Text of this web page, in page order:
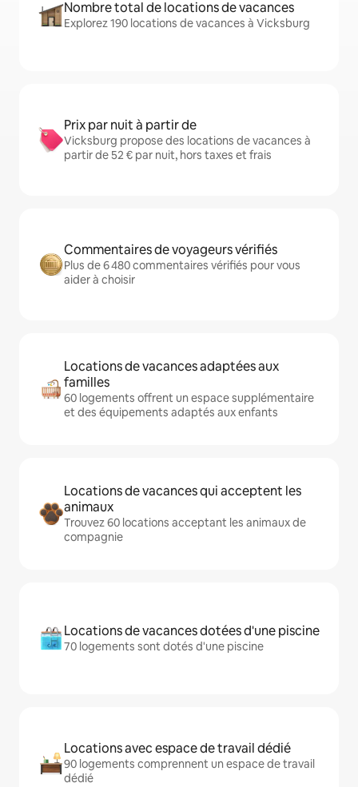
Nombre total de locations de vacances
Explorez 190 locations de vacances à Vicksburg
Prix par nuit à partir de
Vicksburg propose des locations de vacances à
partir de 52 € par nuit, hors taxes et frais
Commentaires de voyageurs vérifiés
Plus de 6 480 commentaires vérifiés pour vous
aider à choisir
Locations de vacances adaptées aux
familles
60 logements offrent un espace supplémentaire
et des équipements adaptés aux enfants
Locations de vacances qui acceptent les
animaux
Trouvez 60 locations acceptant les animaux de
compagnie
Locations de vacances dotées d'une piscine
70 logements sont dotés d'une piscine
Locations avec espace de travail dédié
90 logements comprennent un espace de travail
dédié